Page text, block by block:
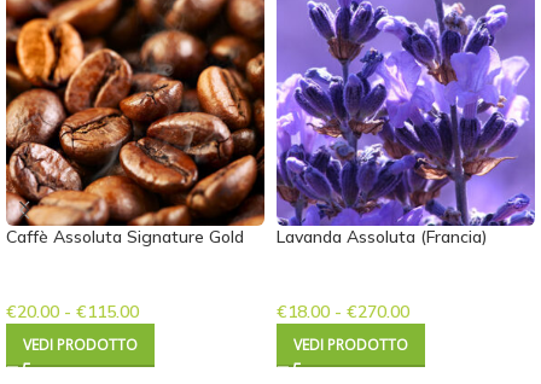
Caffè Assoluta Signature Gold
€20.00 - €115.00
VEDI PRODOTTO
Lavanda Assoluta (Francia)
€18.00 - €270.00
VEDI PRODOTTO